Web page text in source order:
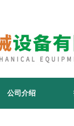
公司介绍